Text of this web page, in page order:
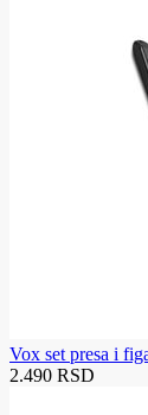
Vox set presa i
2.490 RSD